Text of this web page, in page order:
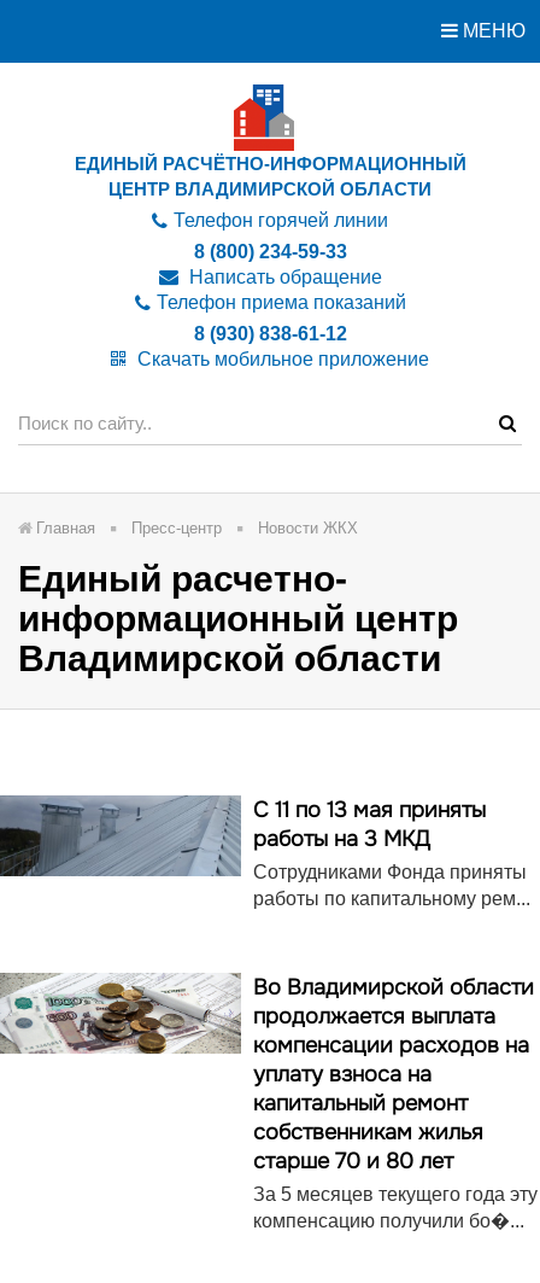
МЕНЮ
ЕДИНЫЙ РАСЧЁТНО-ИНФОРМАЦИОННЫЙ
ЦЕНТР ВЛАДИМИРСКОЙ ОБЛАСТИ
Телефон горячей линии
8 (800) 234-59-33
Написать обращение
Телефон приема показаний
8 (930) 838-61-12
Скачать мобильное приложение
Главная Пресс-центр Новости ЖКХ
Единый расчетно-
информационный центр
Владимирской области
С 11 по 13 мая приняты
работы на 3 МКД
Сотрудниками Фонда приняты
работы по капитальному рем...
Во Владимирской области
продолжается выплата
компенсации расходов на
уплату взноса на
капитальный ремонт
собственникам жилья
старше 70 и 80 лет
За 5 месяцев текущего года эту
компенсацию получили бо�...